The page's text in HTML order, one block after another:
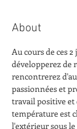
About
Au cours de ces
développerez de
rencontrerez
passionnées et
travail positive et
température est
l'extérieur sous